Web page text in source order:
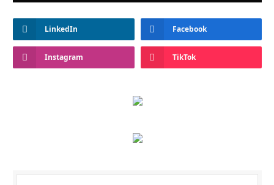
LinkedIn Facebook
Instagram TikTok